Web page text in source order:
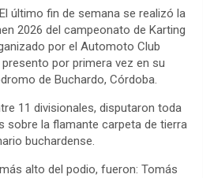
El último fin de semana se realizó la
2026 del campeonato de Karting
por el Automoto Club
por primera vez en su
de Buchardo, Córdoba.
11 divisionales, disputaron toda
sobre la flamante carpeta de tierra
buchardense.
alto del podio, fueron: Tomás